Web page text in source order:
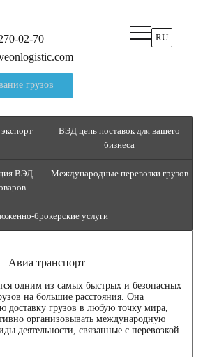
02-70
грузов
RU
ВЭД цепь поставок для вашего
бизнеса
ВЭД
Международные перевозки грузов
брокерские услуги
Авиа транспорт
одним из самых быстрых и безопасных
на большие расстояния. Она
доставку грузов в любую точку мира,
организовывать международную
деятельности, связанные с перевозкой